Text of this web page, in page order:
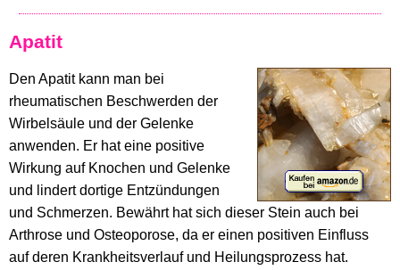
Apatit
Den Apatit kann man bei
rheumatischen Beschwerden der
Wirbelsäule und der Gelenke
anwenden. Er hat eine positive
Wirkung auf Knochen und Gelenke
und lindert dortige Entzündungen
und Schmerzen. Bewährt hat sich dieser Stein auch bei
Arthrose und Osteoporose, da er einen positiven Einfluss
auf deren Krankheitsverlauf und Heilungsprozess hat.